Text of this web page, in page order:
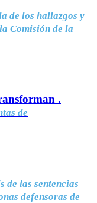
de los hallazgos y
Comisión de la
.
de
de las sentencias
defensoras de